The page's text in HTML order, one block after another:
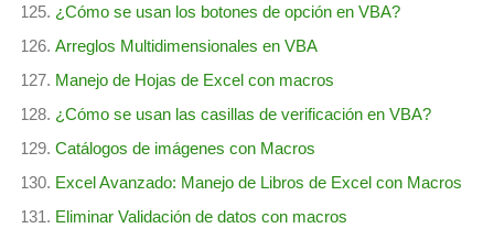
¿Cómo se usan los botones de opción en VBA?
Arreglos Multidimensionales en VBA
Manejo de Hojas de Excel con macros
¿Cómo se usan las casillas de verificación en VBA?
Catálogos de imágenes con Macros
Excel Avanzado: Manejo de Libros de Excel con Macros
Eliminar Validación de datos con macros